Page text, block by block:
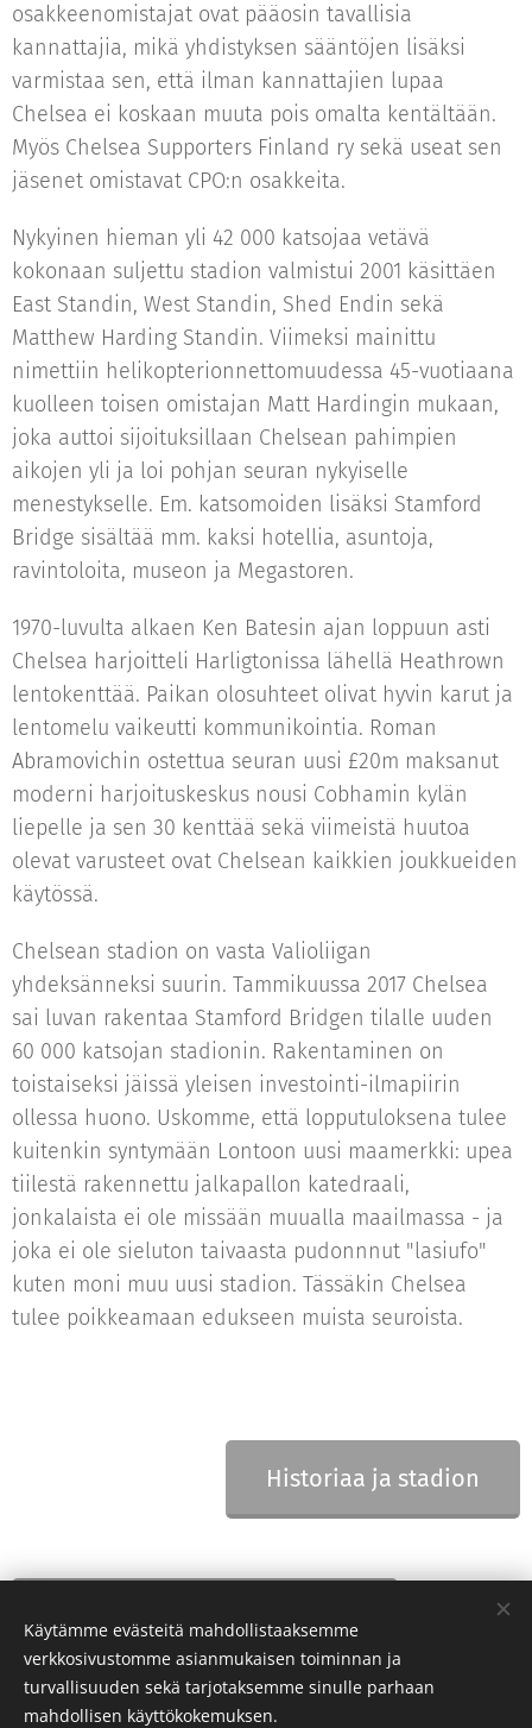
osakkeenomistajat ovat pääosin tavallisia
kannattajia, mikä yhdistyksen sääntöjen lisäksi
varmistaa sen, että ilman kannattajien lupaa
Chelsea ei koskaan muuta pois omalta kentältään.
Myös Chelsea Supporters Finland ry sekä useat sen
jäsenet omistavat CPO:n osakkeita.
Nykyinen hieman yli 42 000 katsojaa vetävä
kokonaan suljettu stadion valmistui 2001 käsittäen
East Standin, West Standin, Shed Endin sekä
Matthew Harding Standin. Viimeksi mainittu
nimettiin helikopterionnettomuudessa 45-vuotiaana
kuolleen toisen omistajan Matt Hardingin mukaan,
joka auttoi sijoituksillaan Chelsean pahimpien
aikojen yli ja loi pohjan seuran nykyiselle
menestykselle. Em. katsomoiden lisäksi Stamford
Bridge sisältää mm. kaksi hotellia, asuntoja,
ravintoloita, museon ja Megastoren.
1970-luvulta alkaen Ken Batesin ajan loppuun asti
Chelsea harjoitteli Harligtonissa lähellä Heathrown
lentokenttää. Paikan olosuhteet olivat hyvin karut ja
lentomelu vaikeutti kommunikointia. Roman
Abramovichin ostettua seuran uusi £20m maksanut
moderni harjoituskeskus nousi Cobhamin kylän
liepelle ja sen 30 kenttää sekä viimeistä huutoa
olevat varusteet ovat Chelsean kaikkien joukkueiden
käytössä.
Chelsean stadion on vasta Valioliigan
yhdeksänneksi suurin. Tammikuussa 2017 Chelsea
sai luvan rakentaa Stamford Bridgen tilalle uuden
60 000 katsojan stadionin. Rakentaminen on
toistaiseksi jäissä yleisen investointi-ilmapiirin
ollessa huono. Uskomme, että lopputuloksena tulee
kuitenkin syntymään Lontoon uusi maamerkki: upea
tiilestä rakennettu jalkapallon katedraali,
jonkalaista ei ole missään muualla maailmassa - ja
joka ei ole sieluton taivaasta pudonnnut "lasiufo"
kuten moni muu uusi stadion. Tässäkin Chelsea
tulee poikkeamaan edukseen muista seuroista.
Historiaa ja stadion
Vastustajia ja sankarilauluja
Käytämme evästeitä mahdollistaaksemme
verkkosivustomme asianmukaisen toiminnan ja
turvallisuuden sekä tarjotaksemme sinulle parhaan
mahdollisen käyttökokemuksen.